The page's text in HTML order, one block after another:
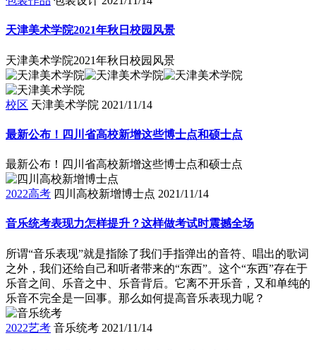
天津美术学院2021年秋日校园风景
天津美术学院2021年秋日校园风景
校区 天津美术学院 2021/11/14
最新公布！四川省高校新增这些博士点和硕士点
最新公布！四川省高校新增这些博士点和硕士点
2022高考 四川高校新增博士点 2021/11/14
音乐统考表现力怎样提升？这样做考试时震撼全场
所谓“音乐表现”就是指除了我们手指弹出的音符、唱出的歌词
之外，我们还给自己和听者带来的“东西”。这个“东西”存在于
乐音之间、乐音之中、乐音背后。它离不开乐音，又和单纯的
乐音不完全是一回事。那么如何提高音乐表现力呢？
2022艺考 音乐统考 2021/11/14